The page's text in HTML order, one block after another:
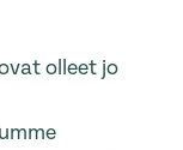
olleet jo